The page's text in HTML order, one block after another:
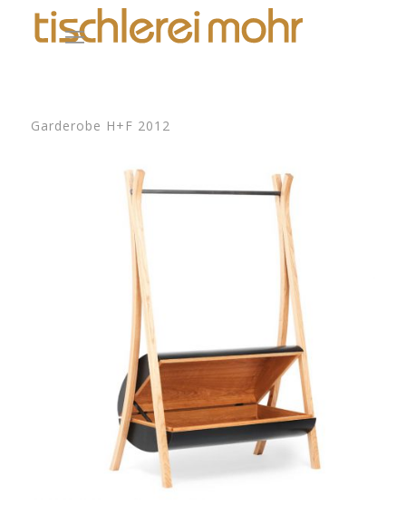
Garderobe H+F 2012